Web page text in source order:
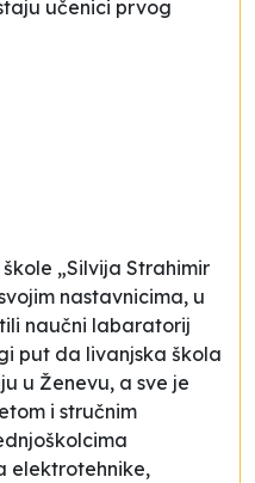
učenici prvog
„Silvija Strahimir
nastavnicima, u
naučni labaratorij
put da livanjska škola
u Ženevu, a sve je
i stručnim
elektrotehnike,